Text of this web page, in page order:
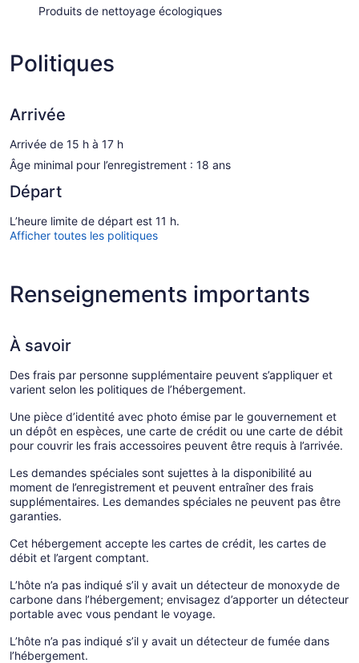
Produits de nettoyage écologiques
Politiques
Arrivée
Arrivée de 15 h à 17 h
Âge minimal pour l’enregistrement : 18 ans
Départ
L’heure limite de départ est 11 h.
Afficher toutes les politiques
Renseignements importants
À savoir
Des frais par personne supplémentaire peuvent s’appliquer et
varient selon les politiques de l’hébergement.
Une pièce d’identité avec photo émise par le gouvernement et
un dépôt en espèces, une carte de crédit ou une carte de débit
pour couvrir les frais accessoires peuvent être requis à l’arrivée.
Les demandes spéciales sont sujettes à la disponibilité au
moment de l’enregistrement et peuvent entraîner des frais
supplémentaires. Les demandes spéciales ne peuvent pas être
garanties.
Cet hébergement accepte les cartes de crédit, les cartes de
débit et l’argent comptant.
L’hôte n’a pas indiqué s’il y avait un détecteur de monoxyde de
carbone dans l’hébergement; envisagez d’apporter un détecteur
portable avec vous pendant le voyage.
L’hôte n’a pas indiqué s’il y avait un détecteur de fumée dans
l’hébergement.